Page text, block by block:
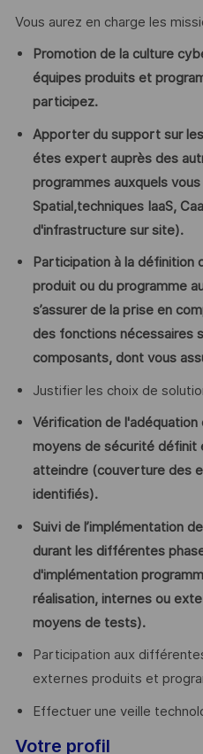
Vous aurez en charge les
Promotion de la culture
équipes produits et
participez.
Apporter du support sur
étes expert auprès des
programmes auxquels
Spatial,techniques IaaS,
d'infrastructure sur site).
Participation à la définition
produit ou du programme
s’assurer de la prise en
des fonctions nécessaires
composants, dont vous
Justifier les choix de
Vérification de
moyens de sécurité définit
atteindre (couverture des
identifiés).
Suivi de l’implémentation
durant les différentes
d'implémentation
réalisation, internes ou
moyens de tests).
Participation aux
externes produits et
Effectuer une veille
Votre profil